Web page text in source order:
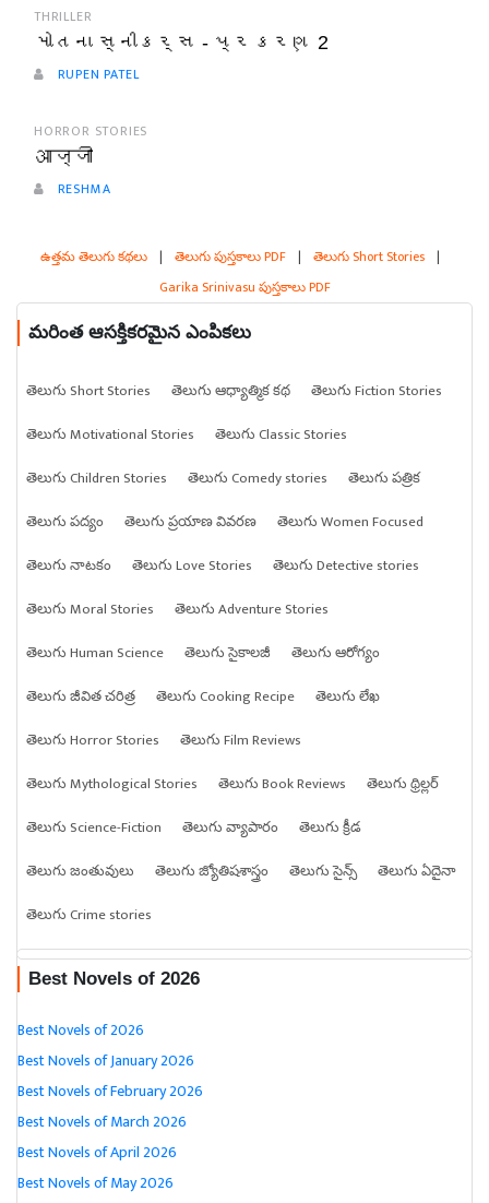
THRILLER
મોતના સ્નીકર્સ - પ્રકરણ 2
RUPEN PATEL
HORROR STORIES
आज्जी
RESHMA
ఉత్తమ తెలుగు కథలు | తెలుగు పుస్తకాలు PDF | తెలుగు Short Stories |
Garika Srinivasu పుస్తకాలు PDF
మరింత ఆసక్తికరమైన ఎంపికలు
తెలుగు Short Stories తెలుగు ఆధ్యాత్మిక కథ
తెలుగు Fiction Stories
తెలుగు Motivational Stories
తెలుగు Classic Stories
తెలుగు Children Stories
తెలుగు Comedy stories
తెలుగు పత్రిక
తెలుగు పద్యం
తెలుగు ప్రయాణ వివరణ
తెలుగు Women Focused
తెలుగు నాటకం
తెలుగు Love Stories
తెలుగు Detective stories
తెలుగు Moral Stories
తెలుగు Adventure Stories
తెలుగు Human Science
తెలుగు సైకాలజీ
తెలుగు ఆరోగ్యం
తెలుగు జీవిత చరిత్ర
తెలుగు Cooking Recipe
తెలుగు లేఖ
తెలుగు Horror Stories
తెలుగు Film Reviews
తెలుగు Mythological Stories
తెలుగు Book Reviews
తెలుగు థ్రిల్లర్
తెలుగు Science-Fiction
తెలుగు వ్యాపారం
తెలుగు క్రీడ
తెలుగు జంతువులు
తెలుగు జ్యోతిషశాస్త్రం తెలుగు సైన్స్
తెలుగు ఏదైనా
తెలుగు Crime stories
Best Novels of 2026
Best Novels of 2026
Best Novels of January 2026
Best Novels of February 2026
Best Novels of March 2026
Best Novels of April 2026
Best Novels of May 2026